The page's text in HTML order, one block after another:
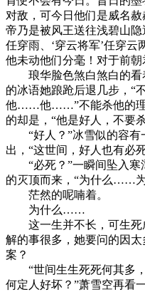
对敌，可今日他们是威名
帝乃是被风王送往浅碧山
任穿雨、‘穿云将军’任穿
他未动他们分毫！对于前
琅华脸色煞白煞白的看
的冰语她踉跄后退几步，“
他……他……”不能杀他的理
的却是，“他是好人，不要
“好人？”冰雪似的容有
出，“这世间，好人也有必
“必死？”一瞬间坠入寒
的灭顶而来，“为什么……
茫然的呢喃着。
为什么……
这一生并不长，可生死
解的事很多，她要问的因
案？
“世间生生死死何其多，
何定人好坏？”萧雪空再看